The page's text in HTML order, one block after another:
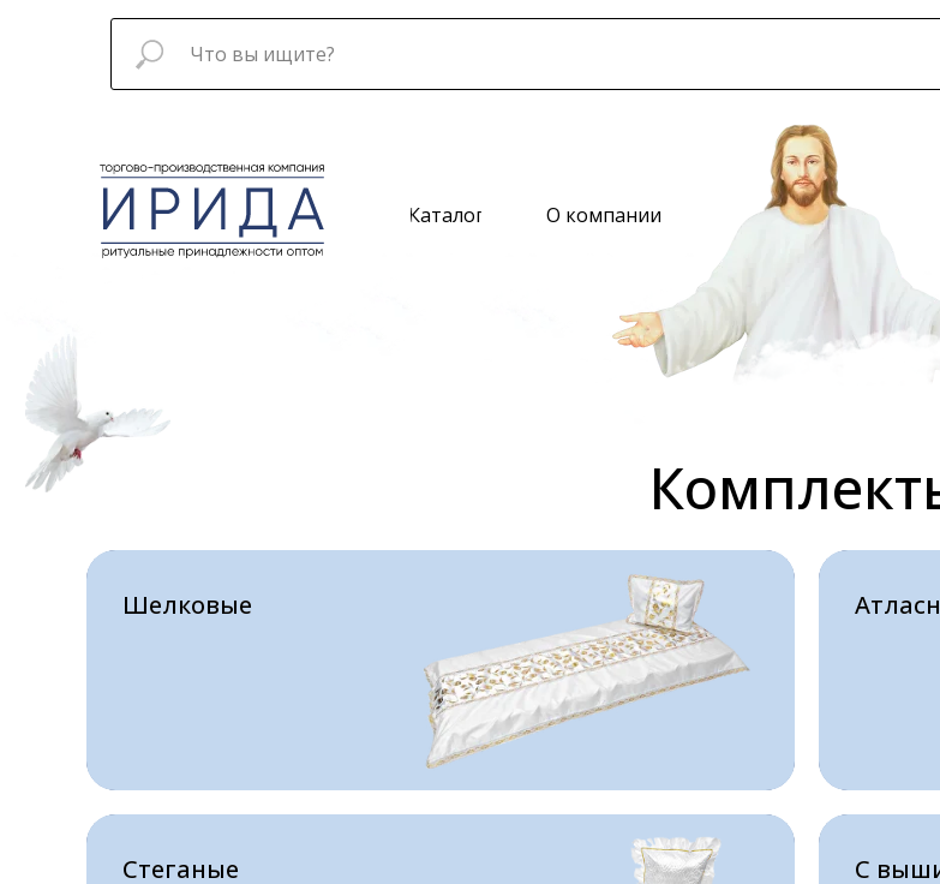
Каталог О компании
С
С
Стеганые
Стеганые
Шелковые
Шелковые